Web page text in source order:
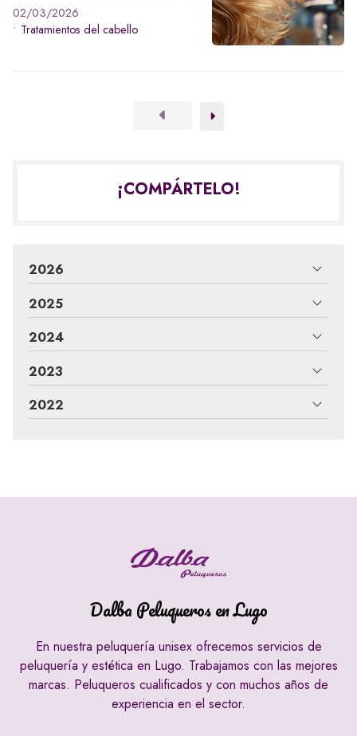
02/03/2026
Tratamientos del cabello
¡COMPÁRTELO!
2026
2025
2024
2023
2022
Dalba Peluqueros en Lugo
En nuestra peluquería unisex ofrecemos servicios de
peluquería y estética en Lugo. Trabajamos con las mejores
marcas. Peluqueros cualificados y con muchos años de
experiencia en el sector.